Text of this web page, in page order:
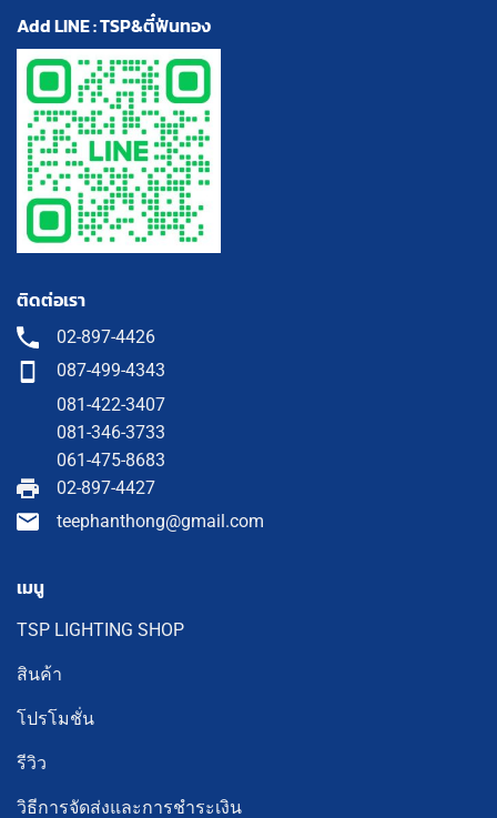
Add LINE : TSP&ตี๋ฟันทอง
ติดต่อเรา
02-897-4426
087-499-4343
081-422-3407
081-346-3733
061-475-8683
02-897-4427
teephanthong@gmail.com
เมนู
TSP LIGHTING SHOP
สินค้า
โปรโมชั่น
รีวิว
วิธีการจัดส่งและการชำระเงิน